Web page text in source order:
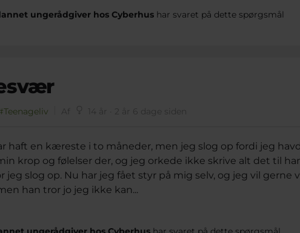
ungerådgiver hos Cyberhus har svaret på dette spørgsmål
Af 14 år · 2 år 6 dage siden
haft en kæreste i to måneder, men jeg slog op fordi jeg
krop og følelser der, og jeg orkede ikke skrive alt det til
jeg slog op. Nu har jeg fået styr på mig selv, og jeg vil
han tror jo jeg ikke kan...